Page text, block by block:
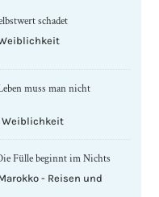
schadet
muss man nicht
Weiblichkeit
Fülle beginnt im Nichts
- Reisen und